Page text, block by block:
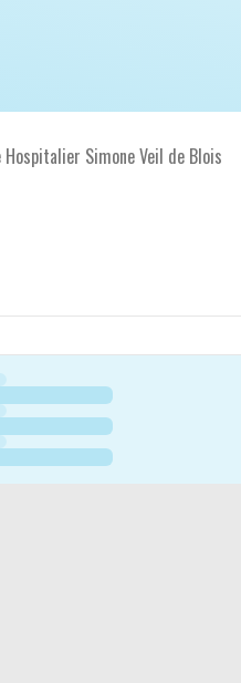
Hospitalier Simone Veil de Blois